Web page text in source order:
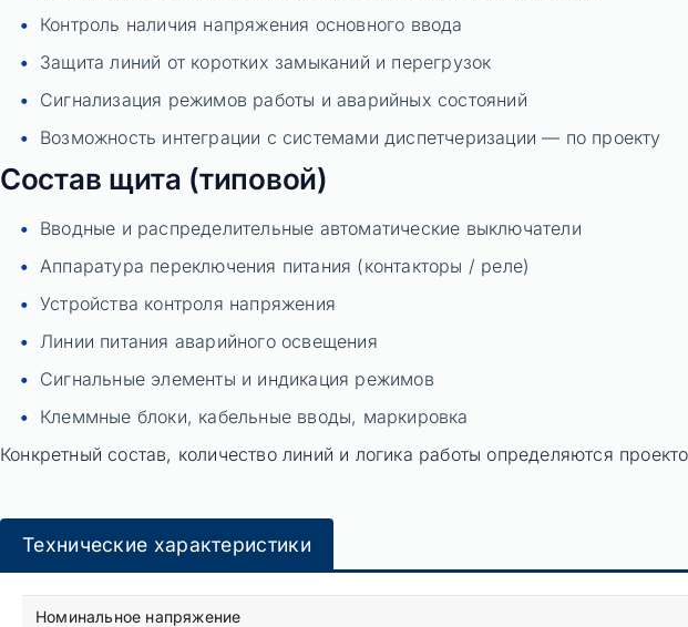
Контроль наличия напряжения основного ввода
Защита линий от коротких замыканий и перегрузок
Сигнализация режимов работы и аварийных состояний
Возможность интеграции с системами диспетчеризации — по проекту
Состав щита (типовой)
Вводные и распределительные автоматические выключатели
Аппаратура переключения питания (контакторы / реле)
Устройства контроля напряжения
Линии питания аварийного освещения
Сигнальные элементы и индикация режимов
Клеммные блоки, кабельные вводы, маркировка
Конкретный состав, количество линий и логика работы определяются
Технические характеристики
Номинальное напряжение